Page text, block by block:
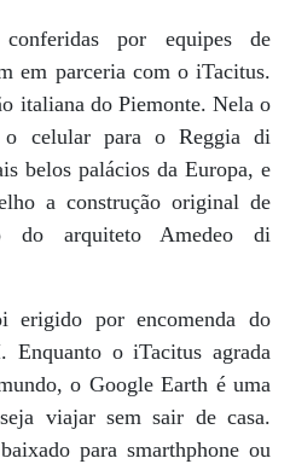
por equipes de
em parceria com o iTacitus.
italiana do Piemonte. Nela o
o celular para o Reggia di
belos palácios da Europa, e
a construção original de
do arquiteto Amedeo di
erigido por encomenda do
Enquanto o iTacitus agrada
o Google Earth é uma
viajar sem sair de casa.
para smarthphone ou